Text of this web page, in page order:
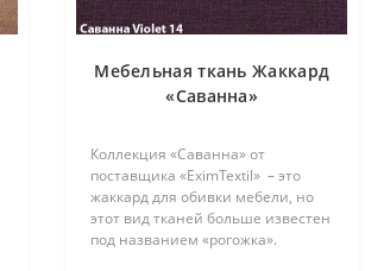
Мебельная ткань Жаккард
«Саванна»
Коллекция «Саванна» от
поставщика «EximTextil» – это
жаккард для обивки мебели, но
этот вид тканей больше известен
под названием «рогожка».